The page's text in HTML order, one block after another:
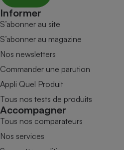
Informer
S’abonner au site
S’abonner au magazine
Nos newsletters
Commander une parution
Appli Quel Produit
Tous nos tests de produits
Accompagner
Tous nos comparateurs
Nos services